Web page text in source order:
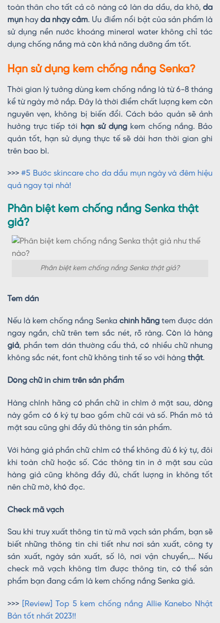
toàn thân cho tất cả cô nàng có làn da dầu, da khô, da
mụn hayda nhạy cảm. Ưu điểm nổi bật của sản phẩm là
sử dụng nền nước khoáng mineral water không chỉ tác
dụng chống nắng mà còn khả năng dưỡng ẩm tốt.
Hạn sử dụng kem chống nắng Senka?
Thời gian lý tưởng dùng kem chống nắng là từ 6-8 tháng
kể từ ngày mở nắp. Đây là thời điểm chất lượng kem còn
nguyên vẹn, không bị biến đổi. Cách bảo quản sẽ ảnh
hưởng trực tiếp tới hạn sử dụngkem chống nắng. Bảo
quản tốt, hạn sử dụng thực tế sẽ dài hơn thời gian ghi
trên bao bì.
>>>#5 Bước skincare cho da dầu mụn ngày và đêm hiệu
quả ngay tại nhà!
Phân biệt kem chống nắng Senka thật
giả?
Phân biệt kem chống nắng Senka thật giả?
Tem dán
Nếu là kem chống nắng Senka chính hãngtem được dán
ngay ngắn, chữ trên tem sắc nét, rõ ràng. Còn là hàng
giả, phần tem dán thường cẩu thả, có nhiều chữ nhưng
không sắc nét, font chữ không tinh tế so với hàng thật.
Dòng chữ in chìm trên sản phẩm
Hàng chính hãng có phần chữ in chìm ở mặt sau, dòng
này gồm có 6 ký tự bao gồm chữ cái và số. Phần mô tả
mặt sau cũng ghi đầy đủ thông tin sản phẩm.
Với hàng giả phần chữ chìm có thể không đủ 6 ký tự, đôi
khi toàn chữ hoặc số. Các thông tin in ở mặt sau của
hàng giả cũng không đầy đủ, chất lượng in không tốt
nên chữ mờ, khó đọc.
Check mã vạch
Sau khi truy xuất thông tin từ mã vạch sản phẩm, bạn sẽ
biết những thông tin chi tiết như nơi sản xuất, công ty
sản xuất, ngày sản xuất, số lô, nơi vận chuyển,… Nếu
check mã vạch không tìm được thông tin, có thể sản
phẩm bạn đang cầm là kem chống nắng Senka giả.
>>>
[Review] Top 5 kem chống nắng Allie Kanebo Nhật
Bản tốt nhất 2023!!